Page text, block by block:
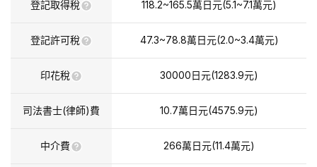
登記取得稅 118.2~165.5萬日元(5.1~7.1萬元)
登記許可稅 47.3~78.8萬日元(2.0~3.4萬元)
印花稅 30000日元(1283.9元)
司法書士(律師)費 10.7萬日元(4575.9元)
中介費 266萬日元(11.4萬元)